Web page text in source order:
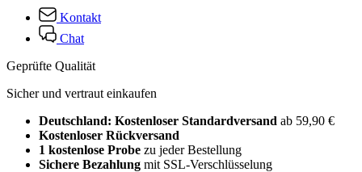
Kontakt
Chat
Geprüfte Qualität
Sicher und vertraut einkaufen
Deutschland: Kostenloser Standardversand ab 59,90 €
Kostenloser Rückversand
1 kostenlose Probe zu jeder Bestellung
Sichere Bezahlung mit SSL-Verschlüsselung